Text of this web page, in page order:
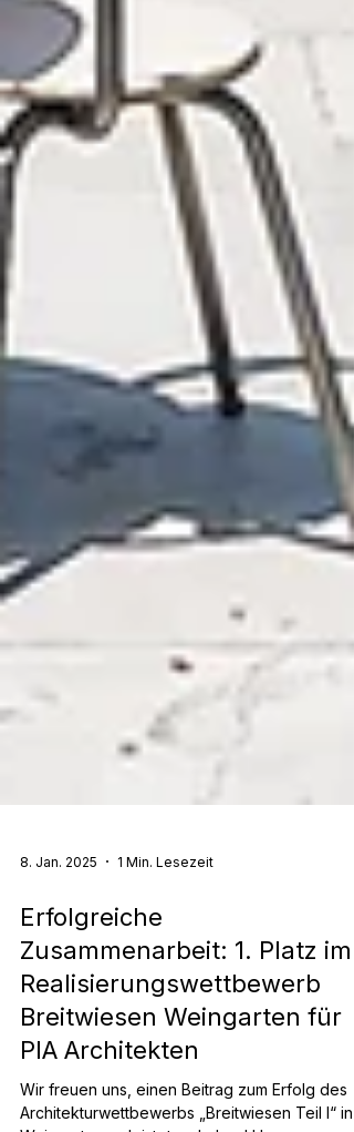
8. Jan. 2025 1 Min. Lesezeit
Erfolgreiche
Zusammenarbeit: 1. Platz im
Realisierungswettbewerb
Breitwiesen Weingarten für